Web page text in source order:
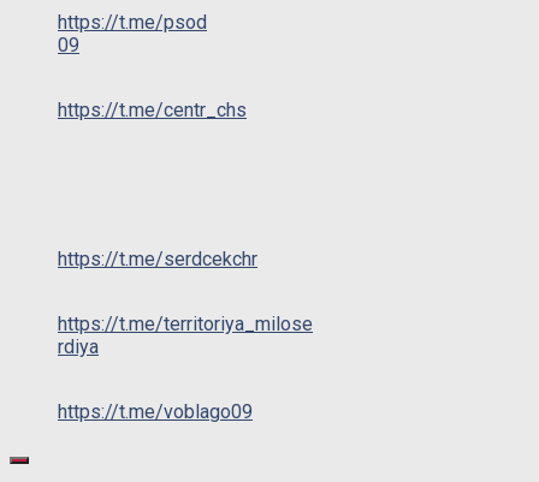
https://t.me/psod
09
https://t.me/centr_chs
https://t.me/serdcekchr
https://t.me/territoriya_milose
rdiya
https://t.me/voblago09